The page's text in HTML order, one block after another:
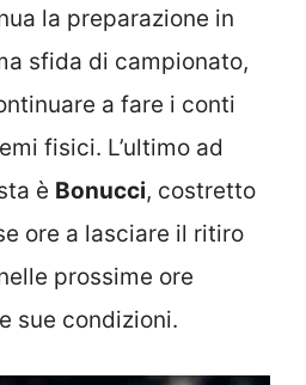
la preparazione in
sfida di campionato,
a fare i conti
fisici. L’ultimo ad
è Bonucci, costretto
ore a lasciare il ritiro
prossime ore
sue condizioni.